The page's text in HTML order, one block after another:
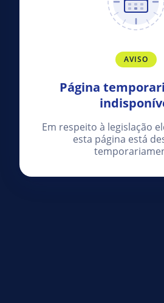
AVISO
Página
Em respeito à legislação
esta página está